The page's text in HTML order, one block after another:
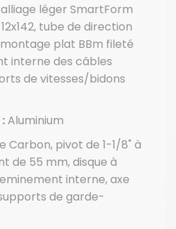
léger SmartForm
tube de direction
plat BBm fileté
interne des câbles
de vitesses/bidons
Aluminium
Carbon, pivot de 1-1/8" à
de 55 mm, disque à
interne, axe
de garde-